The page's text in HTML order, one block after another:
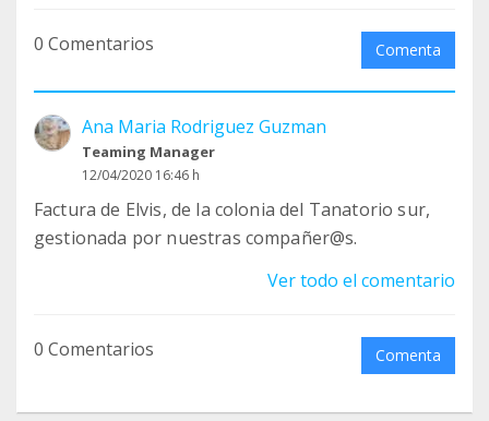
0 Comentarios Comenta
Ana Maria Rodriguez Guzman
Teaming Manager
12/04/2020 16:46 h
Factura de Elvis, de la colonia del Tanatorio sur,
gestionada por nuestras compañer@s.
Ver todo el comentario
0 Comentarios Comenta